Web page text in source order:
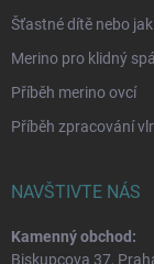
Šťastné dítě nebo
Merino pro klidný
Příběh merino ovcí
Příběh zpracování
NAVŠTIVTE NÁS
Kamenný obchod:
Biskupcova 37,